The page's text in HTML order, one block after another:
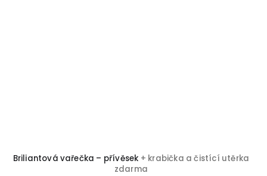
Briliantová vařečka – přívěsek + krabička a čistící utěrka
zdarma